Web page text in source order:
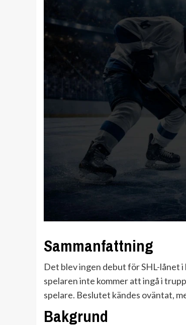
Sammanfattning
Det blev ingen debut för SHL-lånet
spelaren inte kommer att ingå i
spelare. Beslutet kändes oväntat,
Bakgrund